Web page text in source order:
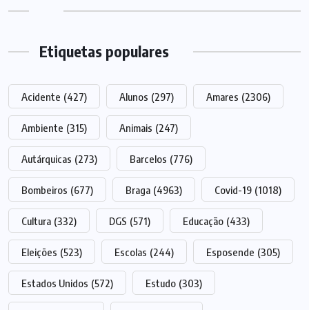
Etiquetas populares
Acidente (427) Alunos (297) Amares (2306)
Ambiente (315) Animais (247)
Autárquicas (273) Barcelos (776)
Bombeiros (677) Braga (4963) Covid-19 (1018)
Cultura (332) DGS (571) Educação (433)
Eleições (523) Escolas (244) Esposende (305)
Estados Unidos (572) Estudo (303)